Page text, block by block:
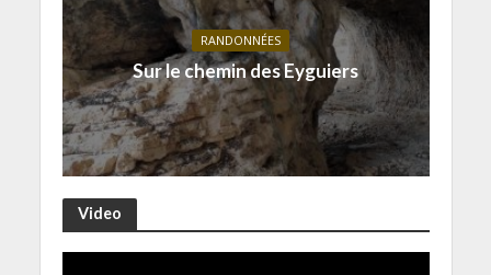
RANDONNÉES
Sur le chemin des Eyguiers
Video